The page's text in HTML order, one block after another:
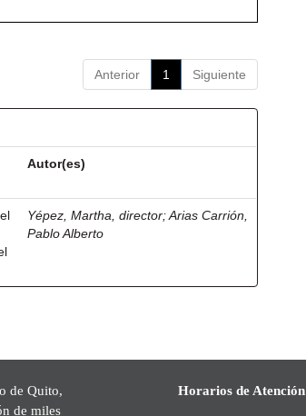
Anterior 1 Siguiente
Autor(es)
Yépez, Martha, director;Arias Carrión,
Pablo Alberto
de Quito,
de miles
Horarios de Atención